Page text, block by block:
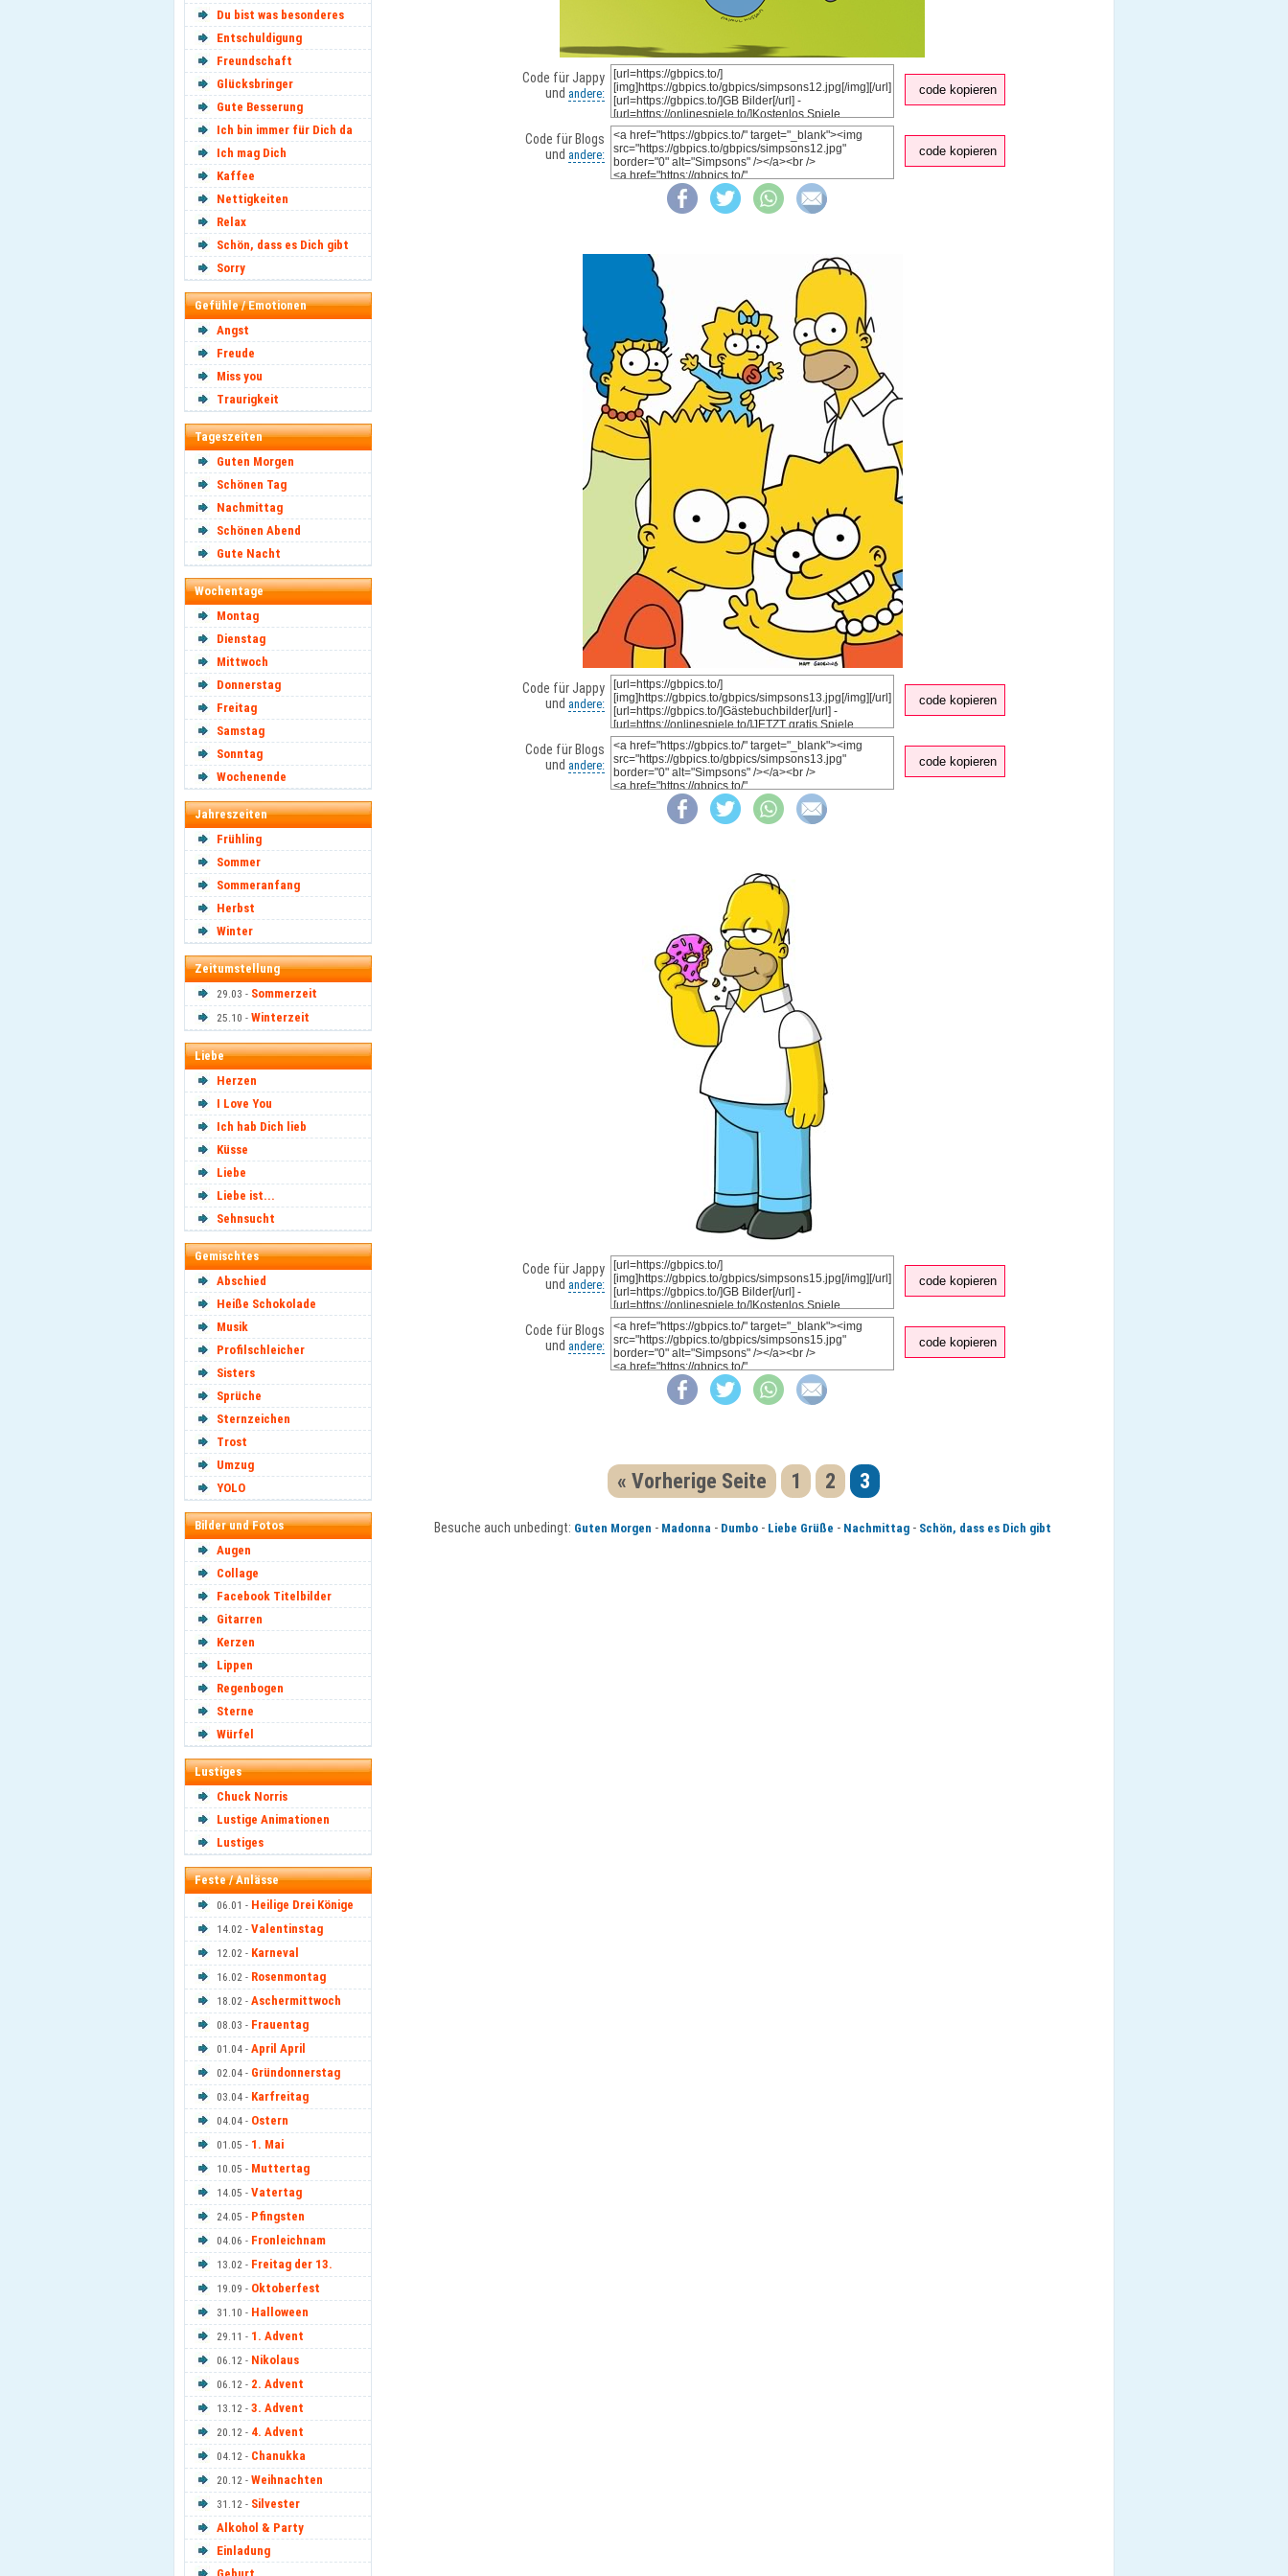
Du bist was besonderes
Entschuldigung
Freundschaft
Glücksbringer
Gute Besserung
Ich bin immer für Dich da
Ich mag Dich
Kaffee
Nettigkeiten
Relax
Schön, dass es Dich gibt
Sorry
Gefühle / Emotionen
Angst
Freude
Miss you
Traurigkeit
Tageszeiten
Guten Morgen
Schönen Tag
Nachmittag
Schönen Abend
Gute Nacht
Wochentage
Montag
Dienstag
Mittwoch
Donnerstag
Freitag
Samstag
Sonntag
Wochenende
Jahreszeiten
Frühling
Sommer
Sommeranfang
Herbst
Winter
Zeitumstellung
29.03 - Sommerzeit
25.10 - Winterzeit
Liebe
Herzen
I Love You
Ich hab Dich lieb
Küsse
Liebe
Liebe ist...
Sehnsucht
Gemischtes
Abschied
Heiße Schokolade
Musik
Profilschleicher
Sisters
Sprüche
Sternzeichen
Trost
Umzug
YOLO
Bilder und Fotos
Augen
Collage
Facebook Titelbilder
Gitarren
Kerzen
Lippen
Regenbogen
Sterne
Würfel
Lustiges
Chuck Norris
Lustige Animationen
Lustiges
Feste / Anlässe
06.01 - Heilige Drei Könige
14.02 - Valentinstag
12.02 - Karneval
16.02 - Rosenmontag
18.02 - Aschermittwoch
08.03 - Frauentag
01.04 - April April
02.04 - Gründonnerstag
03.04 - Karfreitag
04.04 - Ostern
01.05 - 1. Mai
10.05 - Muttertag
14.05 - Vatertag
24.05 - Pfingsten
04.06 - Fronleichnam
13.02 - Freitag der 13.
19.09 - Oktoberfest
31.10 - Halloween
29.11 - 1. Advent
06.12 - Nikolaus
06.12 - 2. Advent
13.12 - 3. Advent
20.12 - 4. Advent
04.12 - Chanukka
20.12 - Weihnachten
31.12 - Silvester
Alkohol & Party
Einladung
Code für Jappy
und andere: code kopieren
Code für Blogs
und andere: code kopieren
Code für Jappy
und andere: code kopieren
Code für Blogs
und andere: code kopieren
Code für Jappy
und andere: code kopieren
Code für Blogs
und andere: code kopieren
« Vorherige Seite 1 2 3
Besuche auch unbedingt: Guten Morgen - Madonna - Dumbo- Liebe Grüße - Nachmittag- Schön, dass es Dich gibt